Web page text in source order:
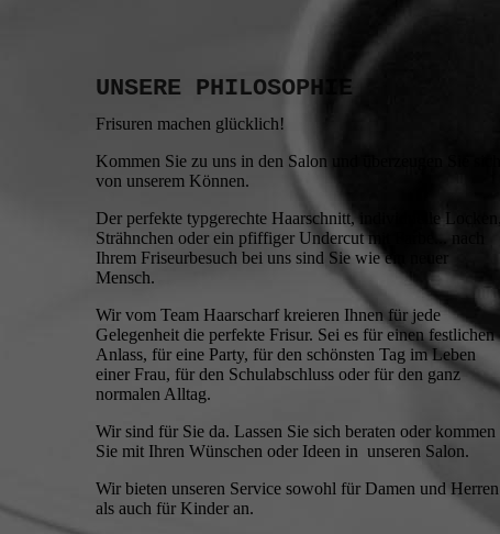
UNSERE PHILOSOPHIE
Frisuren machen glücklich!
Kommen Sie zu uns in den Salon und überzeugen Sie sich
von unserem Können.
Der perfekte typgerechte Haarschnitt, individuelle Locken,
Strähnchen oder ein pfiffiger Undercut mit Farbe... nach
Ihrem Friseurbesuch bei uns sind Sie wie ein neuer
Mensch.
Wir vom Team Haarscharf kreieren Ihnen für jede
Gelegenheit die perfekte Frisur. Sei es für einen festlichen
Anlass, für eine Party, für den schönsten Tag im Leben
einer Frau, für den Schulabschluss oder für den ganz
normalen Alltag.
Wir sind für Sie da. Lassen Sie sich beraten oder kommen
Sie mit Ihren Wünschen oder Ideen in unseren Salon.
Wir bieten unseren Service sowohl für Damen und Herren
als auch für Kinder an.